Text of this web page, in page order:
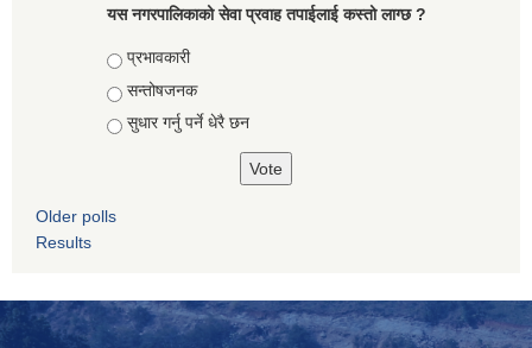
यस नगरपालिकाको सेवा प्रवाह तपाईलाई कस्तो लाग्छ ?
Choices
प्रभावकारी
सन्तोषजनक
सुधार गर्नु पर्ने धेरै छन
Older polls
Results